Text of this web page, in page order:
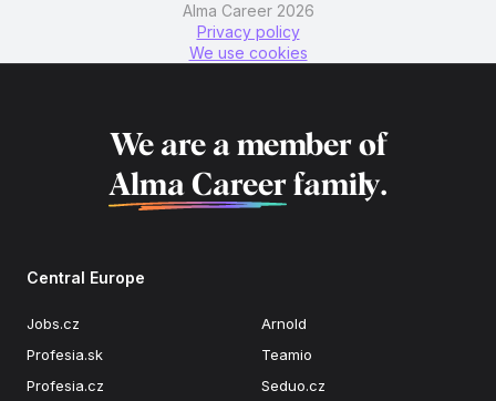
Alma Career 2026
Privacy policy
We use cookies
We are a member of
Alma Career family.
Central Europe
Jobs.cz
Profesia.sk
Profesia.cz
Arnold
Teamio
Seduo.cz